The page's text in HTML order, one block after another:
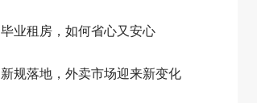
毕业租房，如何省心又安心
新规落地，外卖市场迎来新变化